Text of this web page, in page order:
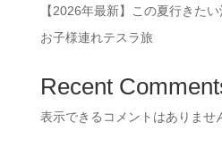
【2026年最新】この夏行きた
お子様連れテスラ旅
Recent
表示できるコメントはありませ